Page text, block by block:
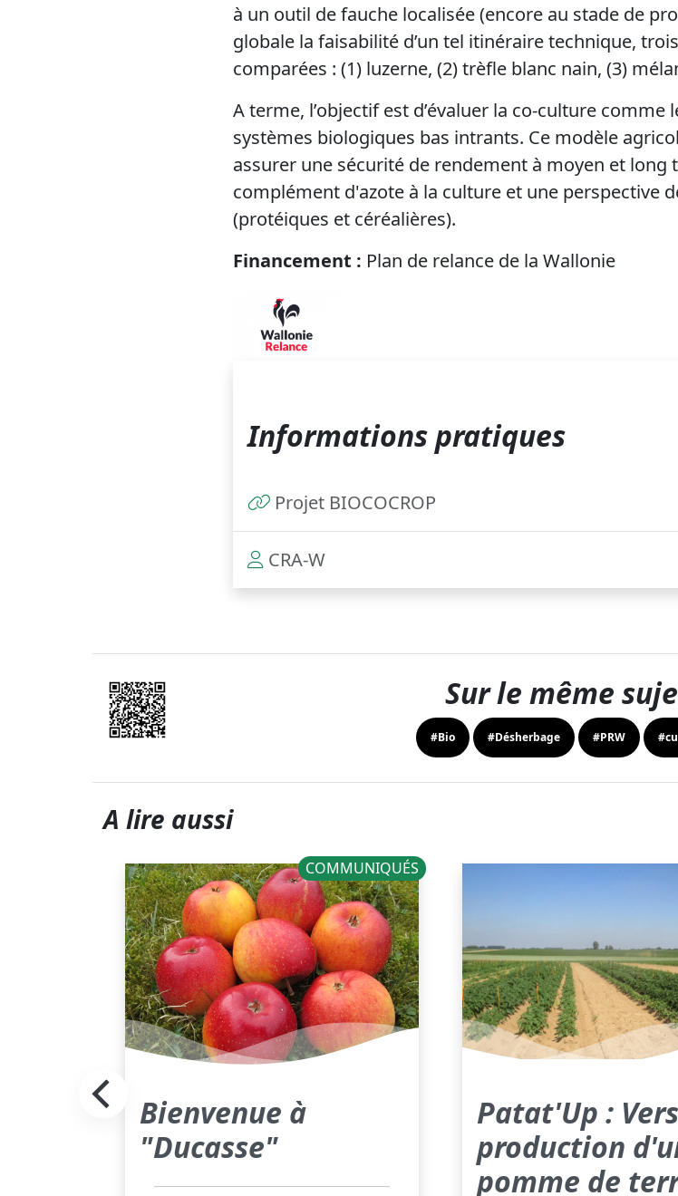
à un outil de fauche localisée (encore au stade de
globale la faisabilité d’un tel itinéraire technique,
comparées : (1) luzerne, (2) trèfle blanc nain, (3)
A terme, l’objectif est d’évaluer la co-culture
systèmes biologiques bas intrants. Ce modèle
assurer une sécurité de rendement à moyen et long
complément d'azote à la culture et une perspective
(protéiques et céréalières).
Financement : Plan de relance de la Wallonie
Informations pratiques
Projet BIOCOCROP
CRA-W
Sur le même
#Bio #Désherbage #PRW
A lire aussi
COMMUNIQUÉS
Bienvenue à
"Ducasse"
Patat'Up :
production
pomme de